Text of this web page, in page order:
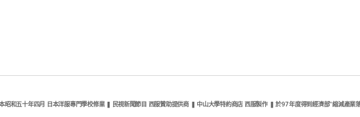
昭和五十年四月 日本洋服專門學校修業 ❚ 民視新聞節目 西服贊助提供商 ❚ 中山大學特約商店 西服製作 ❚ 於97年度得到經濟部"縮減產